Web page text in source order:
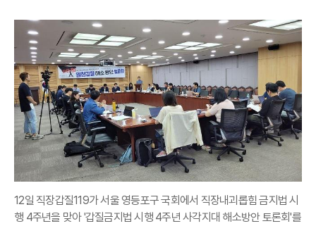
12일 직장갑질119가 서울 영등포구 국회에서 직장내괴롭힘 금지법 시
행 4주년을 맞아 '갑질금지법 시행 4주년 사각지대 해소방안 토론회'를